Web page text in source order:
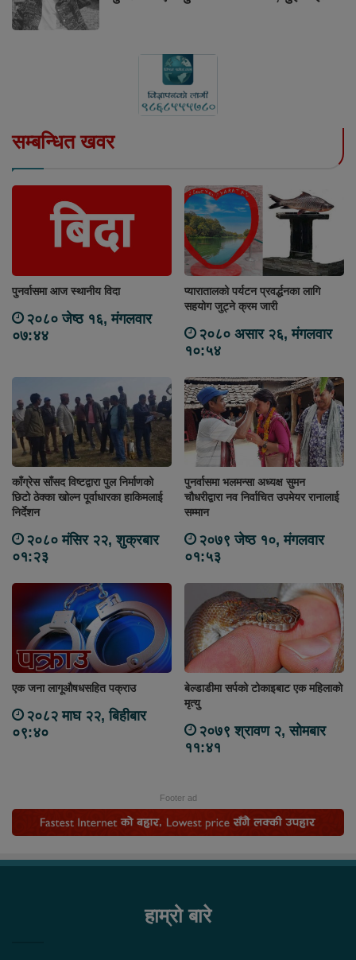
सम्बन्धित खवर
पुनर्वासमा आज स्थानीय विदा
२०८० जेष्ठ १६, मंगलवार
०७:४४
प्यारातालको पर्यटन प्रवर्द्धनका लागि
सहयोग जुट्ने क्रम जारी
२०८० असार २६, मंगलवार
१०:५४
काँग्रेस साँसद विष्टद्वारा पुल निर्माणको
छिटो ठेक्का खोल्न पूर्वाधारका हाकिमलाई
निर्देशन
२०८० मंसिर २२, शुक्रबार
०१:२३
पुनर्वासमा भलमन्सा अध्यक्ष सुमन
चौधरीद्वारा नव निर्वाचित उपमेयर रानालाई
सम्मान
२०७९ जेष्ठ १०, मंगलवार
०१:५३
एक जना लागूऔषधसहित पक्राउ
२०८२ माघ २२, बिहीबार
०९:४०
बेल्डाडीमा सर्पको टोकाइबाट एक महिलाको
मृत्यु
२०७९ श्रावण २, सोमबार
११:४१
Footer ad
हाम्रो बारे